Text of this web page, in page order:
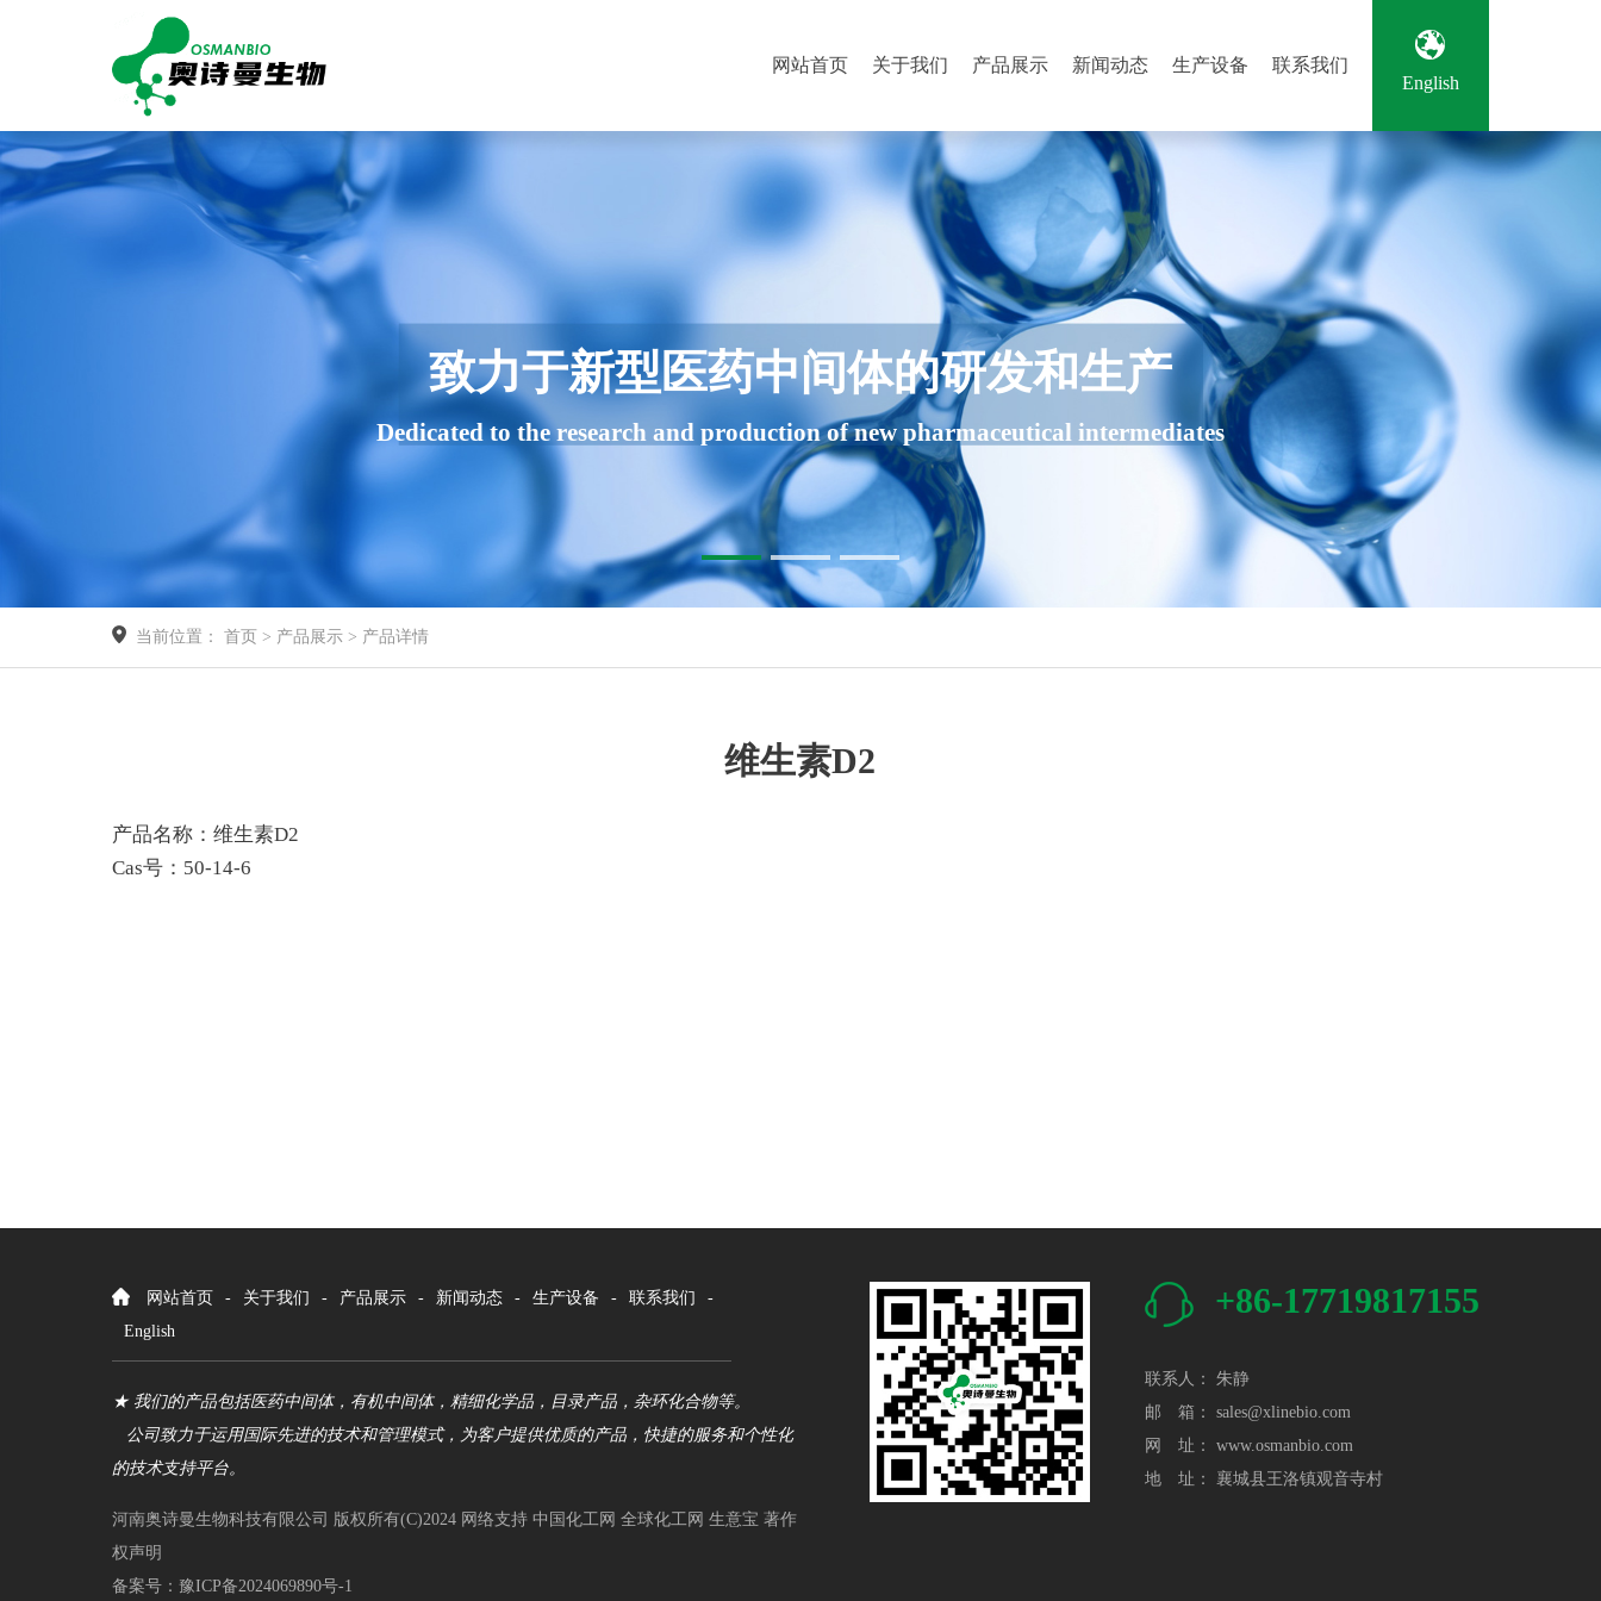
网站首页 关于我们 产品展示 新闻动态 生产设备
联系我们
English
致力于新型医药中间体的研发和生产
Dedicated to the research and production of new pharmaceutical intermediates
当前位置： 首页 > 产品展示 > 产品详情
维生素D2
产品名称：维生素D2
Cas号：50-14-6
网站首页 - 关于我们 - 产品展示 - 新闻动态 - 生产设备 - 联系我们
-
English
★ 我们的产品包括医药中间体，有机中间体，精细化学品，目录产品，杂环化合物等。
公司致力于运用国际先进的技术和管理模式，为客户提供优质的产品，快捷的服务和个性化
的技术支持平台。
河南奥诗曼生物科技有限公司 版权所有(C)2024 网络支持 中国化工网 全球化工网 生意宝 著作
权声明
备案号：豫ICP备2024069890号-1
+86-17719817155
联系人： 朱静
邮 箱： sales@xlinebio.com
网 址： www.osmanbio.com
地 址： 襄城县王洛镇观音寺村